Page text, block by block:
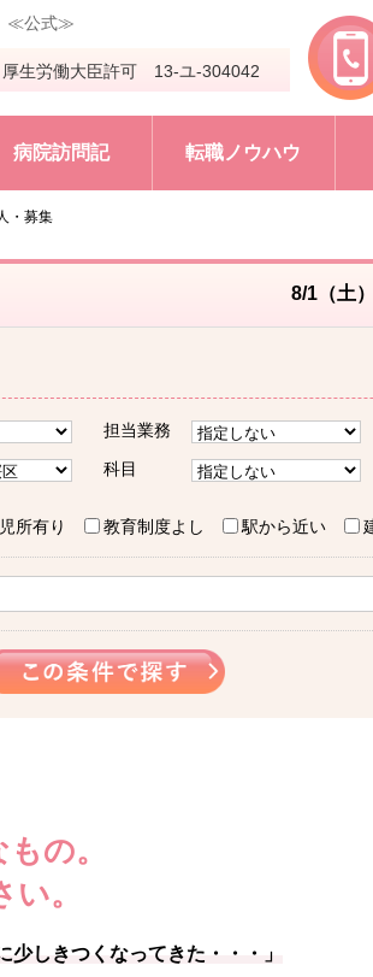
≪公式≫
厚生労働大臣許可 13-ユ-304042
病院訪問記 転職ノウハウ
・募集
8/1（土
担当業務
科目
所有り 教育制度よし 駅から近い
の。
。
少しきつくなってきた・・・」